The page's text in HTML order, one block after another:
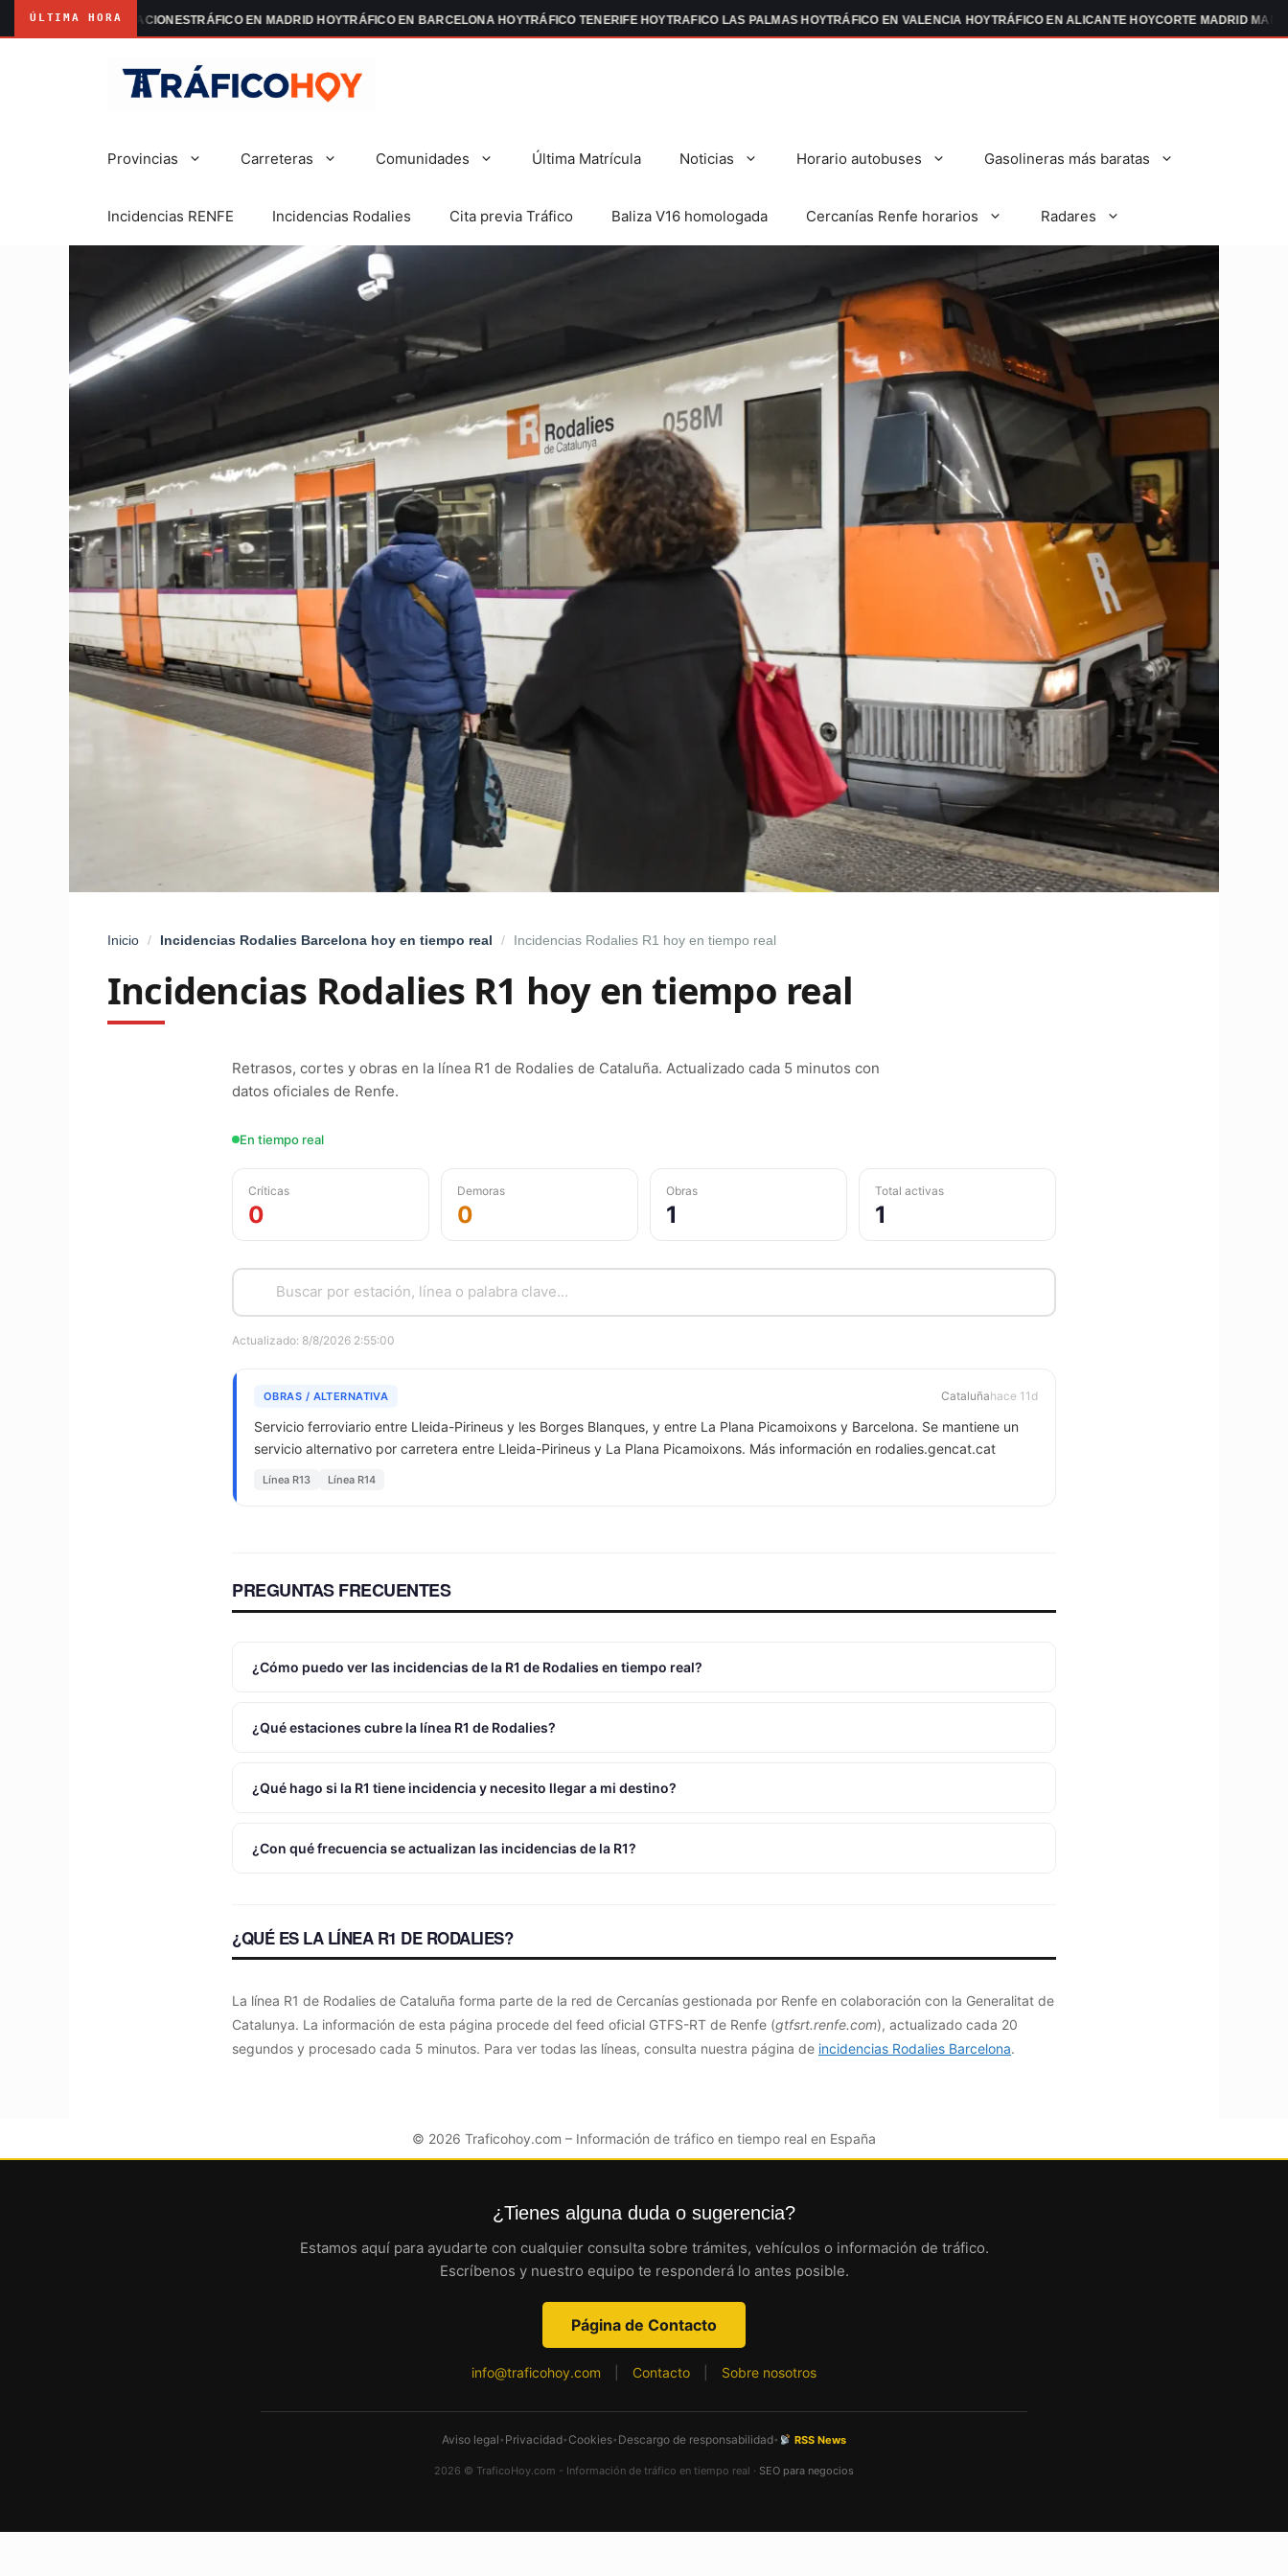
ÚLTIMA HORA
MANIFESTACIONESTRÁFICO EN MADRID HOY TRÁFICO EN BARCELONA HOY TRÁFICO TENERIFE HOY TRAFICO LAS PALMAS HOY TRÁFICO EN VALENCIA HOY TRÁFICO EN ALICANTE HOY CORTE MADRID
Provincias Carreteras Comunidades Última Matrícula Noticias Horario autobuses Gasolineras más baratas
Incidencias RENFE Incidencias Rodalies Cita previa Tráfico Baliza V16 homologada Cercanías Renfe horarios Radares
Inicio / Incidencias Rodalies Barcelona hoy en tiempo real / Incidencias Rodalies R1 hoy en tiempo real
Incidencias Rodalies R1 hoy en tiempo real
Retrasos, cortes y obras en la línea R1 de Rodalies de Cataluña. Actualizado cada 5 minutos con
datos oficiales de Renfe.
En tiempo real
Críticas
0
Demoras
0
Obras
1
Total activas
1
Actualizado: 8/8/2026 2:55:00
OBRAS / ALTERNATIVA Cataluñahace 11d
Servicio ferroviario entre Lleida-Pirineus y les Borges Blanques, y entre La Plana Picamoixons y Barcelona. Se mantiene un
servicio alternativo por carretera entre Lleida-Pirineus y La Plana Picamoixons. Más información en rodalies.gencat.cat
Línea R13 Línea R14
PREGUNTAS FRECUENTES
¿Cómo puedo ver las incidencias de la R1 de Rodalies en tiempo real?
¿Qué estaciones cubre la línea R1 de Rodalies?
¿Qué hago si la R1 tiene incidencia y necesito llegar a mi destino?
¿Con qué frecuencia se actualizan las incidencias de la R1?
¿QUÉ ES LA LÍNEA R1 DE RODALIES?
La línea R1 de Rodalies de Cataluña forma parte de la red de Cercanías gestionada por Renfe en colaboración con la Generalitat de
Catalunya. La información de esta página procede del feed oficial GTFS-RT de Renfe (gtfsrt.renfe.com), actualizado cada 20
segundos y procesado cada 5 minutos. Para ver todas las líneas, consulta nuestra página de incidencias Rodalies Barcelona.
© 2026 Traficohoy.com – Información de tráfico en tiempo real en España
¿Tienes alguna duda o sugerencia?
Estamos aquí para ayudarte con cualquier consulta sobre trámites, vehículos o información de tráfico.
Escríbenos y nuestro equipo te responderá lo antes posible.
Página de Contacto
info@traficohoy.com Contacto Sobre nosotros
Aviso legal• Privacidad•Cookies• Descargo de responsabilidad• RSS News
2026 © TraficoHoy.com - Información de tráfico en tiempo real · SEO para negocios